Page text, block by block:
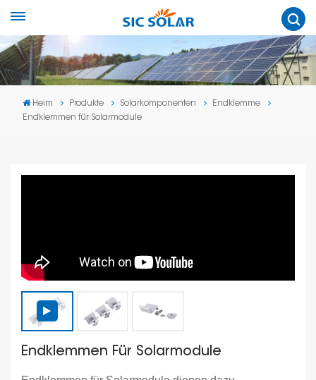
Heim Produkte Solarkomponenten
Endklemme
Endklemmen für Solarmodule
Endklemmen Für Solarmodule